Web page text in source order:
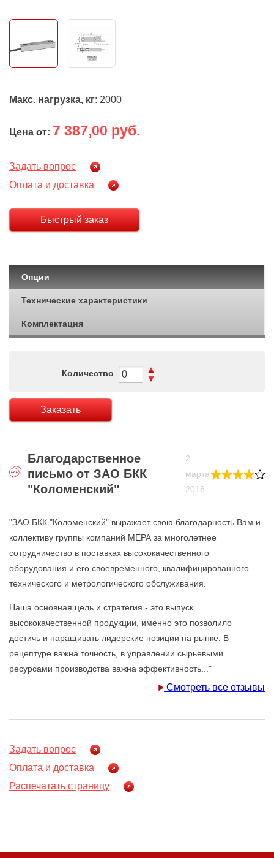
Макс. нагрузка, кг: 2000
Цена от: 7 387,00 руб.
Задать вопрос
Оплата и доставка
Быстрый заказ
Опции
Технические характеристики
Комплектация
Количество
Заказать
Благодарственное
письмо от ЗАО БКК
"Коломенский"
2
марта
2016
"ЗАО БКК "Коломенский" выражает свою благодарность Вам и
коллективу группы компаний МЕРА за многолетнее
сотрудничество в поставках высококачественного
оборудования и его своевременного, квалифицированного
технического и метрологического обслуживания.
Наша основная цель и стратегия - это выпуск
высококачественной продукции, именно это позволило
достичь и наращивать лидерские позиции на рынке. В
рецептуре важна точность, в управлении сырьевыми
ресурсами производства важна эффективность..."
Смотреть все отзывы
Задать вопрос
Оплата и доставка
Распечатать страницу